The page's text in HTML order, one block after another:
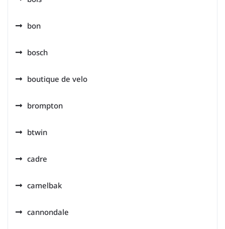
bon
bosch
boutique de velo
brompton
btwin
cadre
camelbak
cannondale